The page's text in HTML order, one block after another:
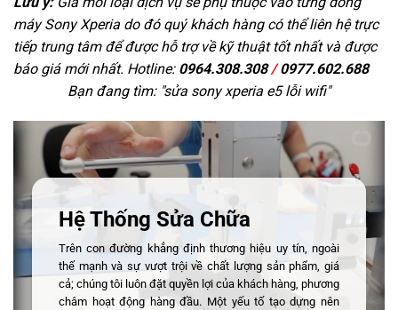
máy Sony Xperia do đó quý khách hàng có thể liên hệ trực
tiếp trung tâm để được hỗ trợ về kỹ thuật tốt nhất và được
báo giá mới nhất. Hotline: 0964.308.308/0977.602.688
Bạn đang tìm: "sửa sony xperia e5 lỗi wifi"
Hệ Thống Sửa Chữa
Trên con đường khẳng định thương hiệu uy tín, ngoài
thế mạnh và sự vượt trội về chất lượng sản phẩm, giá
cả; chúng tôi luôn đặt quyền lợi của khách hàng, phương
châm hoạt động hàng đầu. Một yếu tố tạo dựng nên